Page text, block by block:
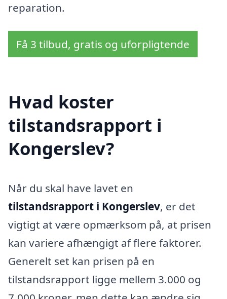
reparation.
Få 3 tilbud, gratis og uforpligtende
Hvad koster
tilstandsrapport i
Kongerslev?
Når du skal have lavet en
tilstandsrapport i Kongerslev, er det
vigtigt at være opmærksom på, at prisen
kan variere afhængigt af flere faktorer.
Generelt set kan prisen på en
tilstandsrapport ligge mellem 3.000 og